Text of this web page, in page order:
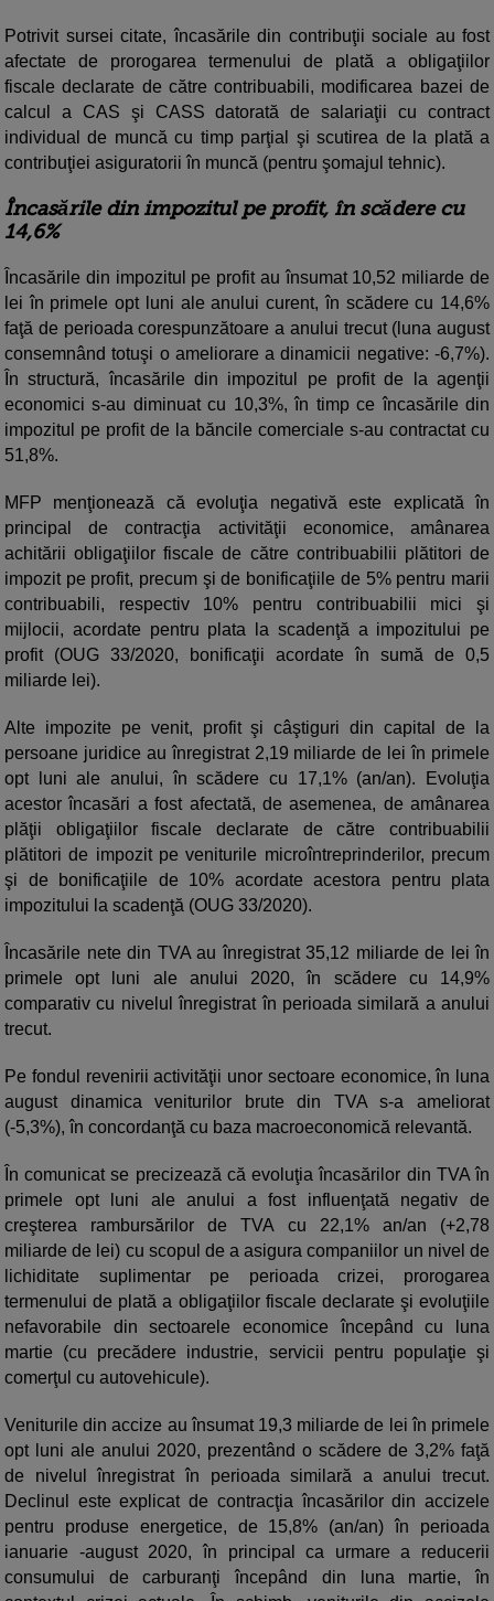
Potrivit sursei citate, încasările din contribuţii sociale au fost
afectate de prorogarea termenului de plată a obligaţiilor
fiscale declarate de către contribuabili, modificarea bazei de
calcul a CAS şi CASS datorată de salariaţii cu contract
individual de muncă cu timp parţial şi scutirea de la plată a
contribuţiei asiguratorii în muncă (pentru şomajul tehnic).
Încasările din impozitul pe profit, în scădere cu
14,6%
Încasările din impozitul pe profit au însumat 10,52 miliarde de
lei în primele opt luni ale anului curent, în scădere cu 14,6%
faţă de perioada corespunzătoare a anului trecut (luna august
consemnând totuşi o ameliorare a dinamicii negative: -6,7%).
În structură, încasările din impozitul pe profit de la agenţii
economici s-au diminuat cu 10,3%, în timp ce încasările din
impozitul pe profit de la băncile comerciale s-au contractat cu
51,8%.
MFP menţionează că evoluţia negativă este explicată în
principal de contracţia activităţii economice, amânarea
achitării obligaţiilor fiscale de către contribuabilii plătitori de
impozit pe profit, precum şi de bonificaţiile de 5% pentru marii
contribuabili, respectiv 10% pentru contribuabilii mici şi
mijlocii, acordate pentru plata la scadenţă a impozitului pe
profit (OUG 33/2020, bonificaţii acordate în sumă de 0,5
miliarde lei).
Alte impozite pe venit, profit şi câştiguri din capital de la
persoane juridice au înregistrat 2,19 miliarde de lei în primele
opt luni ale anului, în scădere cu 17,1% (an/an). Evoluţia
acestor încasări a fost afectată, de asemenea, de amânarea
plăţii obligaţiilor fiscale declarate de către contribuabilii
plătitori de impozit pe veniturile microîntreprinderilor, precum
şi de bonificaţiile de 10% acordate acestora pentru plata
impozitului la scadenţă (OUG 33/2020).
Încasările nete din TVA au înregistrat 35,12 miliarde de lei în
primele opt luni ale anului 2020, în scădere cu 14,9%
comparativ cu nivelul înregistrat în perioada similară a anului
trecut.
Pe fondul revenirii activităţii unor sectoare economice, în luna
august dinamica veniturilor brute din TVA s-a ameliorat
(-5,3%), în concordanţă cu baza macroeconomică relevantă.
În comunicat se precizează că evoluţia încasărilor din TVA în
primele opt luni ale anului a fost influenţată negativ de
creşterea rambursărilor de TVA cu 22,1% an/an (+2,78
miliarde de lei) cu scopul de a asigura companiilor un nivel de
lichiditate suplimentar pe perioada crizei, prorogarea
termenului de plată a obligaţiilor fiscale declarate şi evoluţiile
nefavorabile din sectoarele economice începând cu luna
martie (cu precădere industrie, servicii pentru populaţie şi
comerţul cu autovehicule).
Veniturile din accize au însumat 19,3 miliarde de lei în primele
opt luni ale anului 2020, prezentând o scădere de 3,2% faţă
de nivelul înregistrat în perioada similară a anului trecut.
Declinul este explicat de contracţia încasărilor din accizele
pentru produse energetice, de 15,8% (an/an) în perioada
ianuarie -august 2020, în principal ca urmare a reducerii
consumului de carburanţi începând din luna martie, în